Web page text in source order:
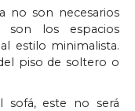
no son necesarios
son los espacios
estilo minimalista.
piso de soltero o
sofá, este no será